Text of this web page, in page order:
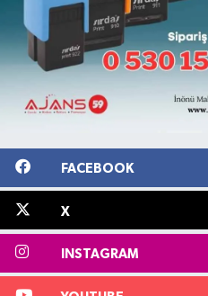
FACEBOOK
X
INSTAGRAM